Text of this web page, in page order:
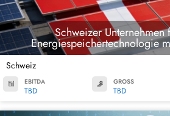
Schweizer Unternehmen
Energiespeichertechnologie
Schweiz
EBITDA
TBD
GROSS
TBD